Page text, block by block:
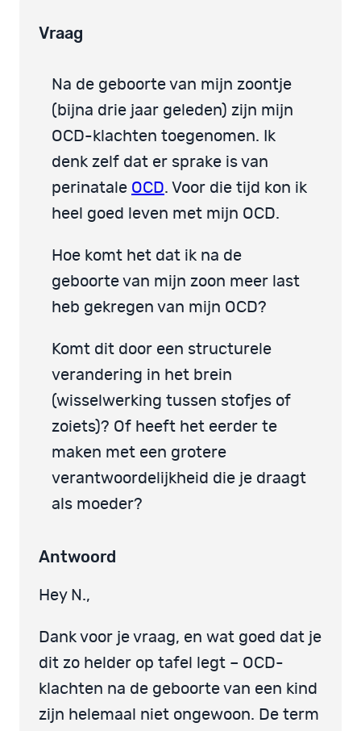
Vraag
Na de geboorte van mijn zoontje
(bijna drie jaar geleden) zijn mijn
OCD-klachten toegenomen. Ik
denk zelf dat er sprake is van
perinatale OCD. Voor die tijd kon ik
heel goed leven met mijn OCD.
Hoe komt het dat ik na de
geboorte van mijn zoon meer last
heb gekregen van mijn OCD?
Komt dit door een structurele
verandering in het brein
(wisselwerking tussen stofjes of
zoiets)? Of heeft het eerder te
maken met een grotere
verantwoordelijkheid die je draagt
als moeder?
Antwoord
Hey N.,
Dank voor je vraag, en wat goed dat je
dit zo helder op tafel legt – OCD-
klachten na de geboorte van een kind
zijn helemaal niet ongewoon. De term